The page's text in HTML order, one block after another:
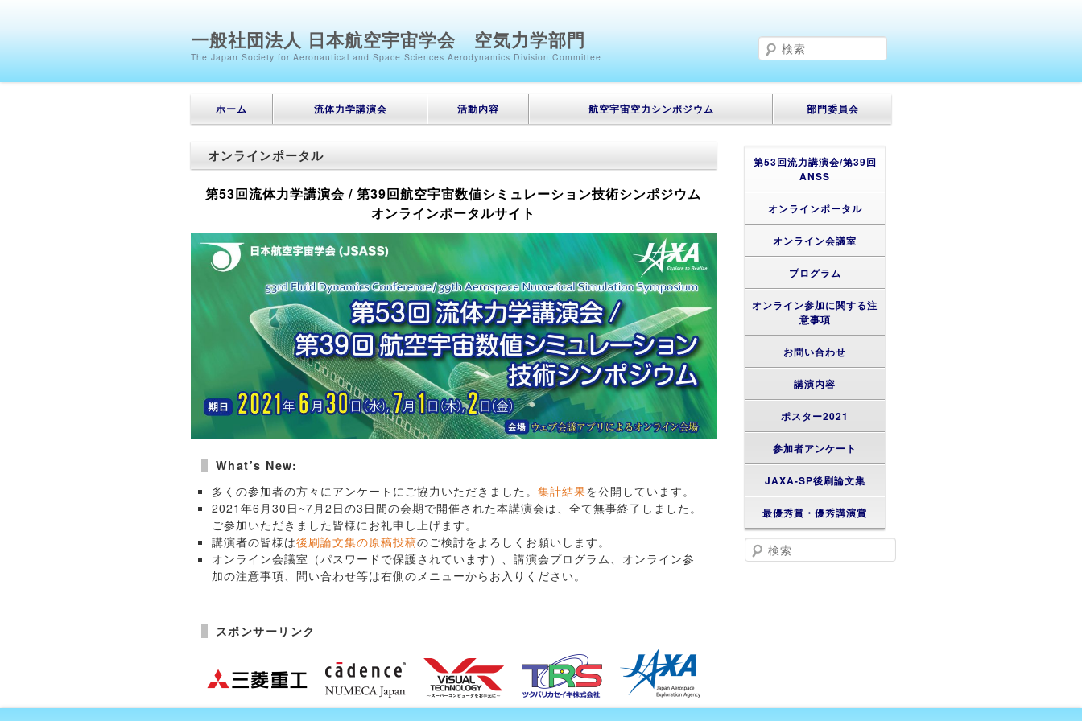
一般社団法人 日本航空宇宙学会 空気力学部門
The Japan Society for Aeronautical and Space Sciences Aerodynamics Division Committee
メインメニュー
メインコンテンツへ移動
サブコンテンツへ移動
ホーム 流体力学講演会 活動内容 航空宇宙空力シンポジウム 部門委員会
オンラインポータル
第53回流体力学講演会 / 第39回航空宇宙数値シミュレーション技術シンポジウム
オンラインポータルサイト
What’s New:
多くの参加者の方々にアンケートにご協力いただきました。 集計結果を公開しています。
2021年6月30日~7月2日の3日間の会期で開催された本講演会は、全て無事終了しました。
ご参加いただきました皆様にお礼申し上げます。
講演者の皆様は後刷論文集の原稿投稿のご検討をよろしくお願いします。
オンライン会議室（パスワードで保護されています）、講演会プログラム、オンライン参
加の注意事項、問い合わせ等は右側のメニューからお入りください。
スポンサーリンク
第53回流力講演会/第39回
ANSS
オンラインポータル
オンライン会議室
プログラム
オンライン参加に関する注
意事項
お問い合わせ
講演内容
ポスター2021
参加者アンケート
JAXA-SP後刷論文集
最優秀賞・優秀講演賞
検索